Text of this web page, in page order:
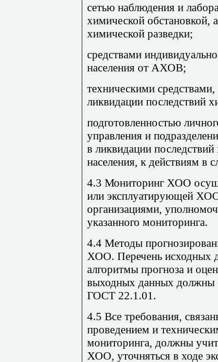
сетью наблюдения и
химической обстановкой,
химической разведки;
средствами
населения от АХОВ;
техническими
ликвидации последствий
подготовленностью
управления и
в ликвидации
населения, к действиям в
4.3 Мониторинг ХОО
или эксплуатирующей
организациями,
указанного мониторинга.
4.4 Методы
ХОО. Перечень исходных
алгоритмы прогноза и
выходных данных должны
ГОСТ 22.1.01.
4.5 Все требования,
проведением и
мониторинга, должны
ХОО, уточняться в ходе